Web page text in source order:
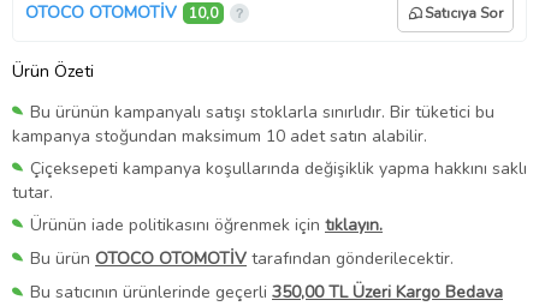
OTOCO OTOMOTİV 10,0 Satıcıya Sor
Ürün Özeti
Bu ürünün kampanyalı satışı stoklarla sınırlıdır. Bir tüketici bu
kampanya stoğundan maksimum 10 adet satın alabilir.
Çiçeksepeti kampanya koşullarında değişiklik yapma hakkını saklı
tutar.
Ürünün iade politikasını öğrenmek için tıklayın.
Bu ürün OTOCO OTOMOTİV tarafından gönderilecektir.
Bu satıcının ürünlerinde geçerli 350,00 TL Üzeri Kargo Bedava